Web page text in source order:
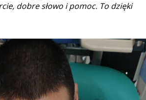
dobre słowo i pomoc. To dzięki